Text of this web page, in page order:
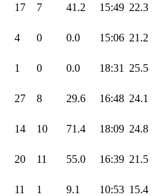
17 7 41.2 15:49 22.3
4 0 0.0 15:06 21.2
1 0 0.0 18:31 25.5
27 8 29.6 16:48 24.1
14 10 71.4 18:09 24.8
20 11 55.0 16:39 21.5
11 1 9.1 10:53 15.4